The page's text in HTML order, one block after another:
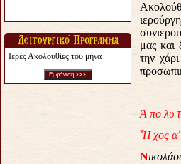
Ιερές Ακολουθίες του μήνα
μας και
την
Ἀ πο λυ
Ἦ χος
Ν